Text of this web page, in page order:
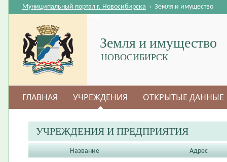
Земля и имущество
НОВОСИБИРСК
Муниципальный портал г. Новосибирска › Земля и имущество
ГЛАВНАЯ УЧРЕЖДЕНИЯ ОТКРЫТЫЕ ДАННЫЕ
УЧРЕЖДЕНИЯ И ПРЕДПРИЯТИЯ
Название
Адрес